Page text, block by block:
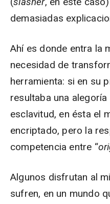
demasiadas
Ahí es donde entra la
necesidad de
herramienta: si en su
resultaba una
esclavitud, en ésta el
encriptado, pero la
competencia entre “
Algunos disfrutan al
sufren, en un mundo